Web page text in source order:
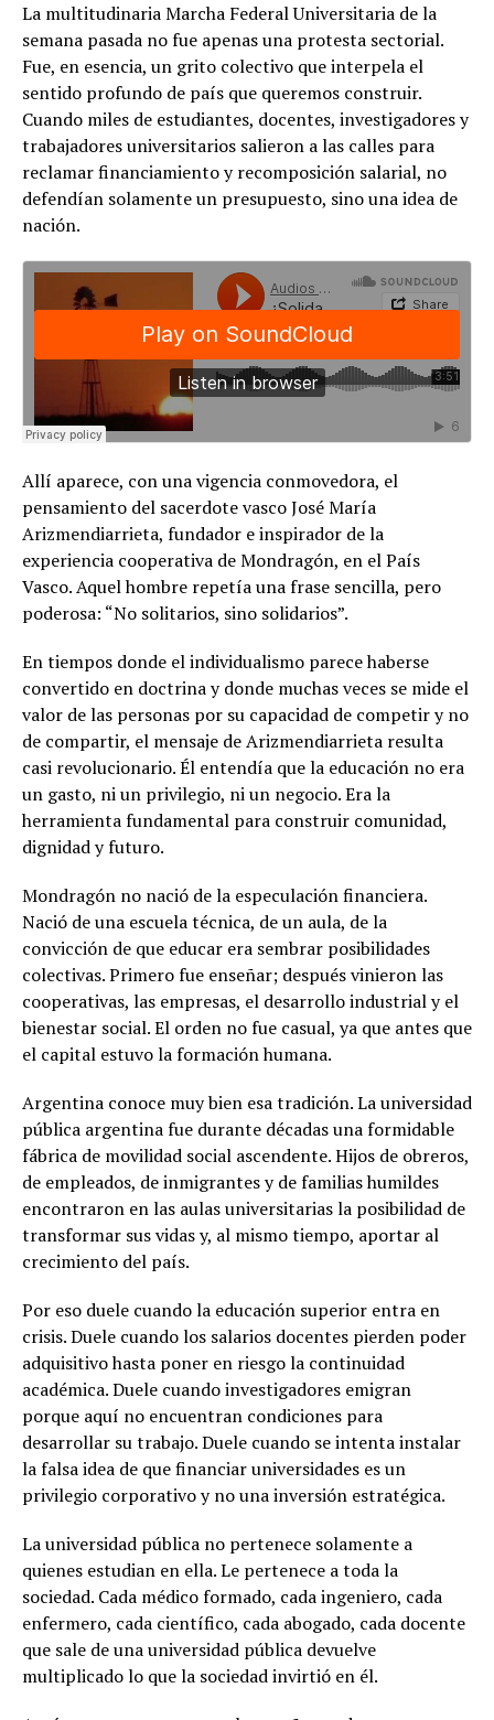
La multitudinaria Marcha Federal Universitaria de la
semana pasada no fue apenas una protesta sectorial.
Fue, en esencia, un grito colectivo que interpela el
sentido profundo de país que queremos construir.
Cuando miles de estudiantes, docentes, investigadores y
trabajadores universitarios salieron a las calles para
reclamar financiamiento y recomposición salarial, no
defendían solamente un presupuesto, sino una idea de
nación.
Allí aparece, con una vigencia conmovedora, el
pensamiento del sacerdote vasco José María
Arizmendiarrieta, fundador e inspirador de la
experiencia cooperativa de Mondragón, en el País
Vasco. Aquel hombre repetía una frase sencilla, pero
poderosa: “No solitarios, sino solidarios”.
En tiempos donde el individualismo parece haberse
convertido en doctrina y donde muchas veces se mide el
valor de las personas por su capacidad de competir y no
de compartir, el mensaje de Arizmendiarrieta resulta
casi revolucionario. Él entendía que la educación no era
un gasto, ni un privilegio, ni un negocio. Era la
herramienta fundamental para construir comunidad,
dignidad y futuro.
Mondragón no nació de la especulación financiera.
Nació de una escuela técnica, de un aula, de la
convicción de que educar era sembrar posibilidades
colectivas. Primero fue enseñar; después vinieron las
cooperativas, las empresas, el desarrollo industrial y el
bienestar social. El orden no fue casual, ya que antes que
el capital estuvo la formación humana.
Argentina conoce muy bien esa tradición. La universidad
pública argentina fue durante décadas una formidable
fábrica de movilidad social ascendente. Hijos de obreros,
de empleados, de inmigrantes y de familias humildes
encontraron en las aulas universitarias la posibilidad de
transformar sus vidas y, al mismo tiempo, aportar al
crecimiento del país.
Por eso duele cuando la educación superior entra en
crisis. Duele cuando los salarios docentes pierden poder
adquisitivo hasta poner en riesgo la continuidad
académica. Duele cuando investigadores emigran
porque aquí no encuentran condiciones para
desarrollar su trabajo. Duele cuando se intenta instalar
la falsa idea de que financiar universidades es un
privilegio corporativo y no una inversión estratégica.
La universidad pública no pertenece solamente a
quienes estudian en ella. Le pertenece a toda la
sociedad. Cada médico formado, cada ingeniero, cada
enfermero, cada científico, cada abogado, cada docente
que sale de una universidad pública devuelve
multiplicado lo que la sociedad invirtió en él.